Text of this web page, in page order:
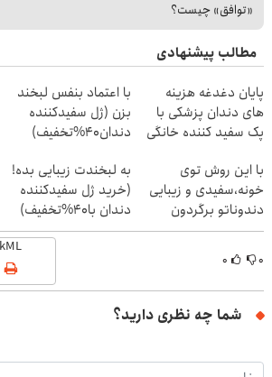
«توافق» چیست؟
مطالب پیشنهادی
پایان دغدغه هزینه
های دندان پزشکی با
پک سفید کننده خانگی
با اعتماد بنفس لبخند
بزن (ژل سفیدکننده
دندان40%تخفیف)
با این روش توی
خونه،سفیدی و زیبایی
دندوناتو برگردون
(40%off)
به لبخندت زیبایی بده!
(خرید ژل سفیدکننده
دندان با40%تخفیف)
۰ ۰
شما چه نظری دارید؟